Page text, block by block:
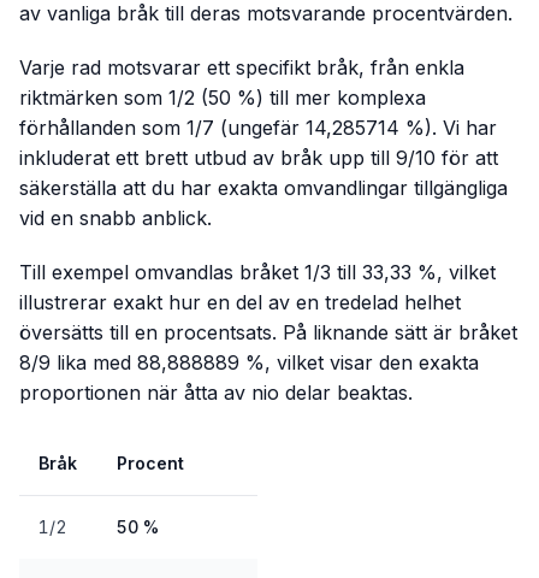
av vanliga bråk till deras motsvarande procentvärden.
Varje rad motsvarar ett specifikt bråk, från enkla
riktmärken som 1/2 (50 %) till mer komplexa
förhållanden som 1/7 (ungefär 14,285714 %). Vi har
inkluderat ett brett utbud av bråk upp till 9/10 för att
säkerställa att du har exakta omvandlingar tillgängliga
vid en snabb anblick.
Till exempel omvandlas bråket 1/3 till 33,33 %, vilket
illustrerar exakt hur en del av en tredelad helhet
översätts till en procentsats. På liknande sätt är bråket
8/9 lika med 88,888889 %, vilket visar den exakta
proportionen när åtta av nio delar beaktas.
Bråk Procent
1/2 50 %